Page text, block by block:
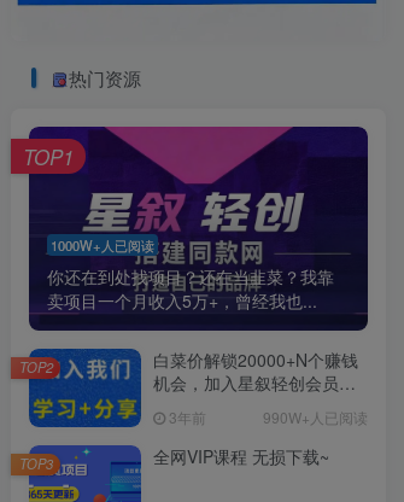
热门资源
1000W+人已阅读
你还在到处找项目？还在当韭菜？我靠
卖项目一个月收入5万+，曾经我也...
TOP1
白菜价解锁20000+N个赚钱
机会，加入星叙轻创会员，
3年前 990W+人已阅读
TOP2
全网VIP课程 无损下载~
TOP3